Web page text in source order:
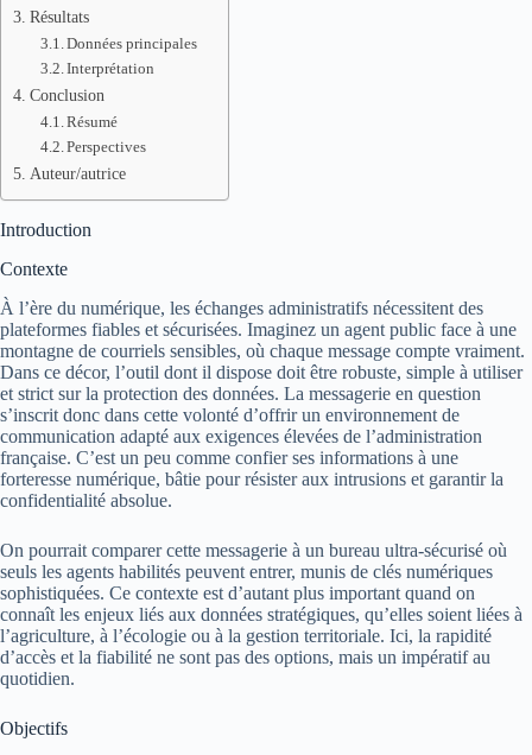
Résultats
Données principales
Interprétation
Conclusion
Résumé
Perspectives
Auteur/autrice
Introduction
Contexte
À l’ère du numérique, les échanges administratifs nécessitent des
plateformes fiables et sécurisées. Imaginez un agent public face à une
montagne de courriels sensibles, où chaque message compte vraiment.
Dans ce décor, l’outil dont il dispose doit être robuste, simple à utiliser
et strict sur la protection des données. La messagerie en question
s’inscrit donc dans cette volonté d’offrir un environnement de
communication adapté aux exigences élevées de l’administration
française. C’est un peu comme confier ses informations à une
forteresse numérique, bâtie pour résister aux intrusions et garantir la
confidentialité absolue.
On pourrait comparer cette messagerie à un bureau ultra-sécurisé où
seuls les agents habilités peuvent entrer, munis de clés numériques
sophistiquées. Ce contexte est d’autant plus important quand on
connaît les enjeux liés aux données stratégiques, qu’elles soient liées à
l’agriculture, à l’écologie ou à la gestion territoriale. Ici, la rapidité
d’accès et la fiabilité ne sont pas des options, mais un impératif au
quotidien.
Objectifs